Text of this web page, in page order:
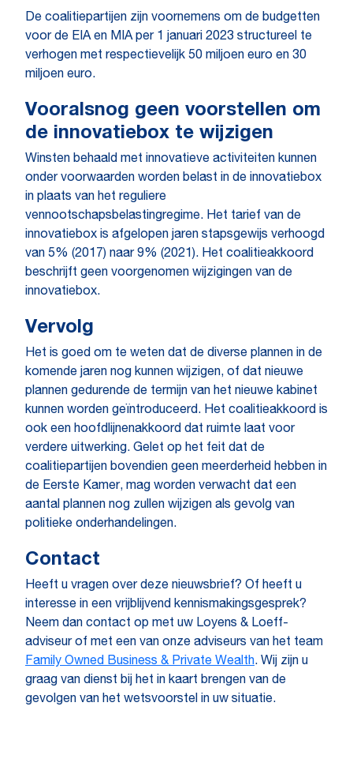
De coalitiepartijen zijn voornemens om de budgetten
voor de EIA en MIA per 1 januari 2023 structureel te
verhogen met respectievelijk 50 miljoen euro en 30
miljoen euro.
Vooralsnog geen voorstellen om
de innovatiebox te wijzigen
Winsten behaald met innovatieve activiteiten kunnen
onder voorwaarden worden belast in de innovatiebox
in plaats van het reguliere
vennootschapsbelastingregime. Het tarief van de
innovatiebox is afgelopen jaren stapsgewijs verhoogd
van 5% (2017) naar 9% (2021). Het coalitieakkoord
beschrijft geen voorgenomen wijzigingen van de
innovatiebox.
Vervolg
Het is goed om te weten dat de diverse plannen in de
komende jaren nog kunnen wijzigen, of dat nieuwe
plannen gedurende de termijn van het nieuwe kabinet
kunnen worden geïntroduceerd. Het coalitieakkoord is
ook een hoofdlijnenakkoord dat ruimte laat voor
verdere uitwerking. Gelet op het feit dat de
coalitiepartijen bovendien geen meerderheid hebben in
de Eerste Kamer, mag worden verwacht dat een
aantal plannen nog zullen wijzigen als gevolg van
politieke onderhandelingen.
Contact
Heeft u vragen over deze nieuwsbrief? Of heeft u
interesse in een vrijblijvend kennismakingsgesprek?
Neem dan contact op met uw Loyens & Loeff-
adviseur of met een van onze adviseurs van het team
Family Owned Business & Private Wealth. Wij zijn u
graag van dienst bij het in kaart brengen van de
gevolgen van het wetsvoorstel in uw situatie.